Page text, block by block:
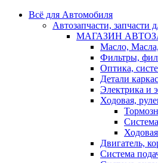
Всё для Автомобиля
Автозапчасти, запчасти
МАГАЗИН
Масло,
Фильтры,
Оптика,
Детали
Электрика и
Ходовая,
Двигатель,
Система